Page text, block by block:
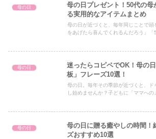
母の日
母の日プレゼント！50代の
る実用的なアイテムまとめ
母の日が近づくと、毎年同じことで
をあげたら喜んでくれるんだろう」「
母の日
迷ったらコピペでOK！母の
板」フレーズ10選！
母の日。毎年その季節が近づくと、ド
し始めませんか？子どもに「ママへの
母の日
母の日に贈る癒やしの時間！
ズおすすめ10選